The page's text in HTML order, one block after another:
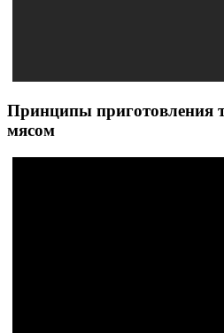
Принципы приготовления
мясом